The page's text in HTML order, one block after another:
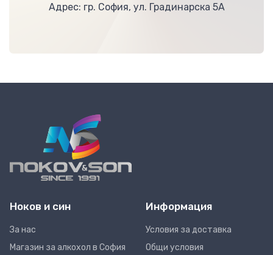
Адрес: гр. София, ул. Градинарска 5А
Ноков и син
За нас
Магазин за алкохол в София
Информация
Условия за доставка
Общи условия